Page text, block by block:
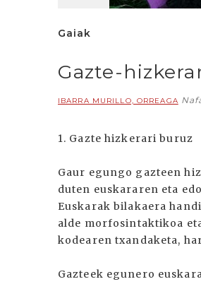
Gaiak
Gazte-
IBARRA MURILLO, ORREAGA
1. Gazte hizkerari buruz
Gaur egungo gazteen
duten euskararen eta
Euskarak bilakaera
alde morfosintaktikoa
kodearen txandaketa,
Gazteek egunero